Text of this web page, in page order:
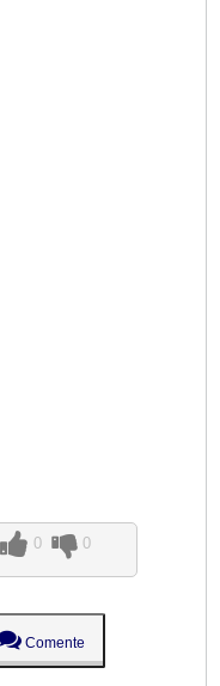
0 0
Comente